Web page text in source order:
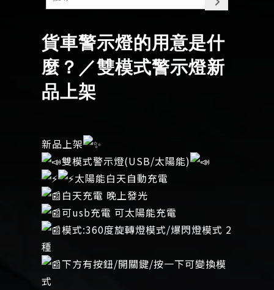
貨車警示燈的用意是什
麼？／雙模式警示燈新
品上架
新品上架
雙模式警示燈(USB/太陽能)
太陽能白天自動充電
白天充電 晚上發光
可usb充電 可太陽能充電
模式:360度旋轉燈模式/爆閃燈模式 2
種
下方有按鈕/開關鍵/按一下可變換模
式